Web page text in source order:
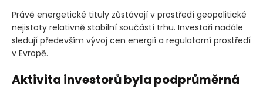
Právě energetické tituly zůstávají v prostředí geopolitické
nejistoty relativně stabilní součástí trhu. Investoři nadále
sledují především vývoj cen energií a regulatorní prostředí
v Evropě.
Aktivita investorů byla podprůměrná